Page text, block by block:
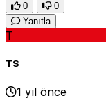
0
0
Yanıtla
T
TS
1 yıl önce